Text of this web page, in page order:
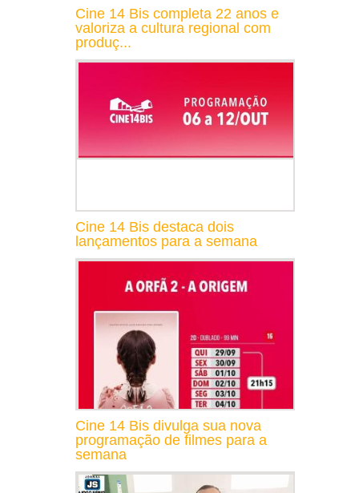
Cine 14 Bis completa 22 anos e
valoriza a cultura regional com
produç...
Cine 14 Bis destaca dois
lançamentos para a semana
Cine 14 Bis divulga sua nova
programação de filmes para a
semana